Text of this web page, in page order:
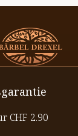
CHF 2.90